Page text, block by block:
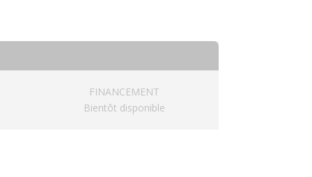
FINANCEMENT
Bientôt disponible